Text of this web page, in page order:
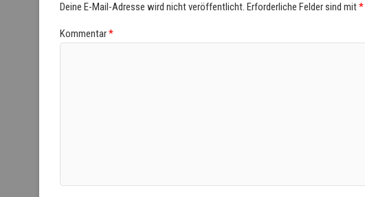
Deine E-Mail-Adresse wird nicht veröffentlicht. Erforderliche Felder sind mit*
Kommentar*